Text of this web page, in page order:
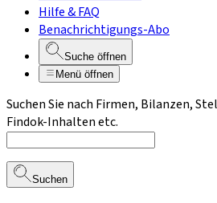
Hilfe & FAQ
Benachrichtigungs-Abo
Suche öffnen
Menü öffnen
Suchen Sie nach Firmen, Bilanzen,
Findok-Inhalten etc.
Suchen